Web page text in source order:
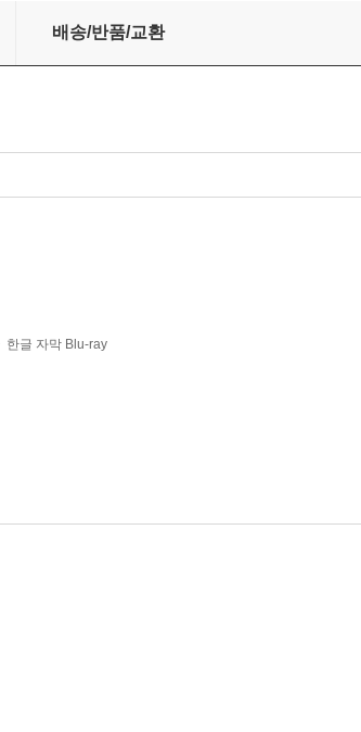
드 여왕' (Tchaikovsky: Pique Dame)
배송/반품/교환
한글 자막 Blu-ray